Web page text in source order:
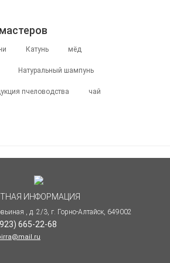
составляет 3 петли
Катунь мёд
Натуральный шампунь
пчеловодства чай
ИНФОРМАЦИЯ
, д. 2/3, г. Горно-Алтайск, 649002
665-22-68